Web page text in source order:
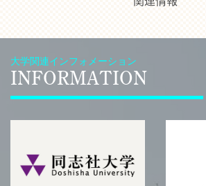
大学関連インフォメーション
INFORMATION